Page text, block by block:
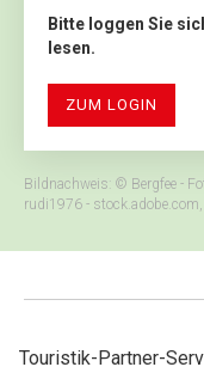
Bitte loggen Sie
lesen.
ZUM LOGIN
Bildnachweis: © Bergfee -
rudi1976 -
Touristik-Partner-